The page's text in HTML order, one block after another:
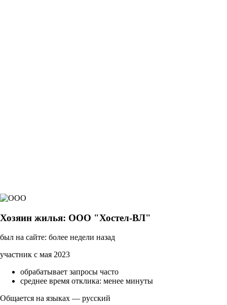
Хозяин жилья: ООО "Хостел-ВЛ"
был на сайте: более недели назад
участник с мая 2023
обрабатывает запросы часто
среднее время отклика: менее минуты
Общается на языках — русский